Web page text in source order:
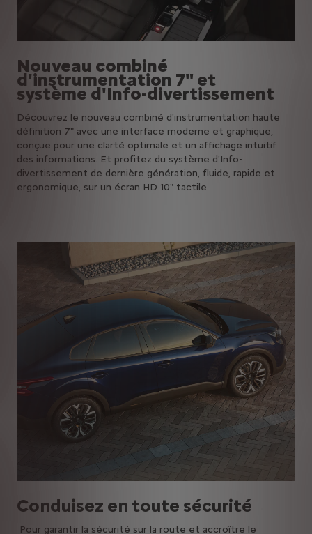
Nouveau combiné
d'instrumentation 7" et
système d'Info-divertissement
Découvrez le nouveau combiné d'instrumentation haute
définition 7" avec une interface moderne et graphique,
conçue pour une clarté optimale et un affichage intuitif
des informations. Et profitez du système d'Info-
divertissement de dernière génération, fluide, rapide et
ergonomique, sur un écran HD 10" tactile.
Conduisez en toute sécurité
Pour garantir la sécurité sur la route et accroître le